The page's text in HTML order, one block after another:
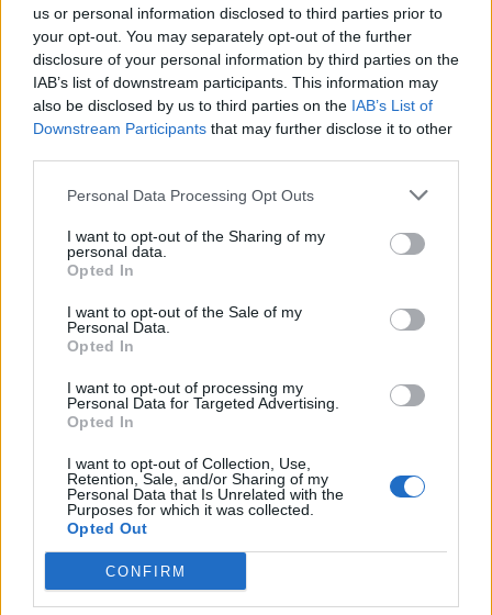
us or personal information disclosed to third parties prior to
your opt-out. You may separately opt-out of the further
disclosure of your personal information by third parties on the
IAB’s list of downstream participants. This information may
also be disclosed by us to third parties on the IAB’s List of
Downstream Participants that may further disclose it to other
Personal Data Processing Opt Outs
I want to opt-out of the Sharing of my
personal data.
Opted In
I want to opt-out of the Sale of my
Personal Data.
Opted In
I want to opt-out of processing my
Personal Data for Targeted Advertising.
Opted In
I want to opt-out of Collection, Use,
Retention, Sale, and/or Sharing of my
Personal Data that Is Unrelated with the
Purposes for which it was collected.
Opted Out
CONFIRM
ALTRE NOTIZIE DI LEGNANO
MALTEMPO
Temporali e vento, allerta gialla
anche nell’Alto Milanese fino alla
mattina di sabato 8 luglio